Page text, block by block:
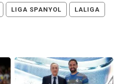
LIGA SPANYOL LALIGA